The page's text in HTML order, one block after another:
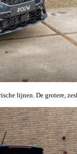
lijnen. De grotere,